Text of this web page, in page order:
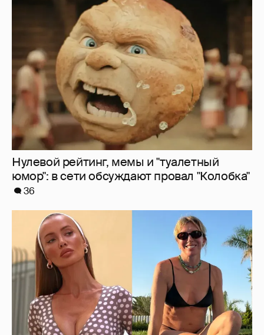
Нулевой рейтинг, мемы и "туалетный
юмор": в сети обсуждают провал "Колобка"
36